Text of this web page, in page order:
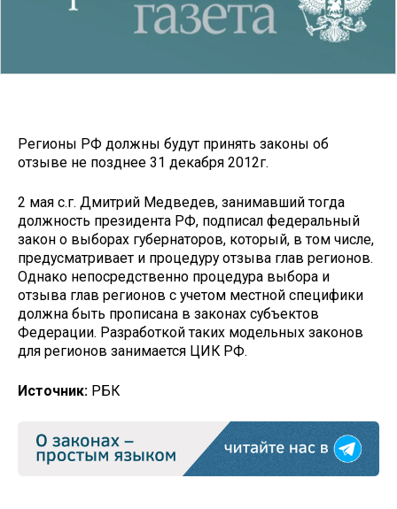
Регионы РФ должны будут принять законы об
отзыве не позднее 31 декабря 2012г.
2 мая с.г. Дмитрий Медведев, занимавший тогда
должность президента РФ, подписал федеральный
закон о выборах губернаторов, который, в том числе,
предусматривает и процедуру отзыва глав регионов.
Однако непосредственно процедура выбора и
отзыва глав регионов с учетом местной специфики
должна быть прописана в законах субъектов
Федерации. Разработкой таких модельных законов
для регионов занимается ЦИК РФ.
Источник: РБК